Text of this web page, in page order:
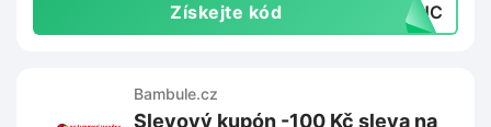
Získejte kód DDHC
Bambule.cz
Slevový kupón -100 Kč sleva na